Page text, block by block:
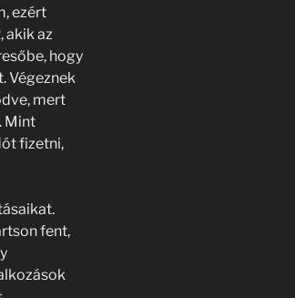
ezért
akik az
hogy
Végeznek
mert
Mint
fizetni,
fent,